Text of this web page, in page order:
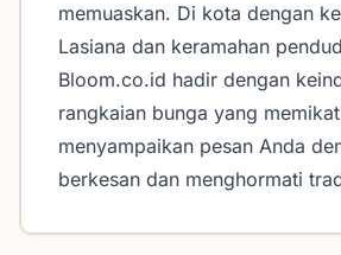
memuaskan. Di kota dengan
Lasiana dan keramahan
Bloom.co.id hadir dengan
rangkaian bunga yang
menyampaikan pesan Anda
berkesan dan menghormati